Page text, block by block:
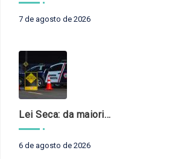
7 de agosto de 2026
Lei Seca: da maioridade à maturidade
6 de agosto de 2026